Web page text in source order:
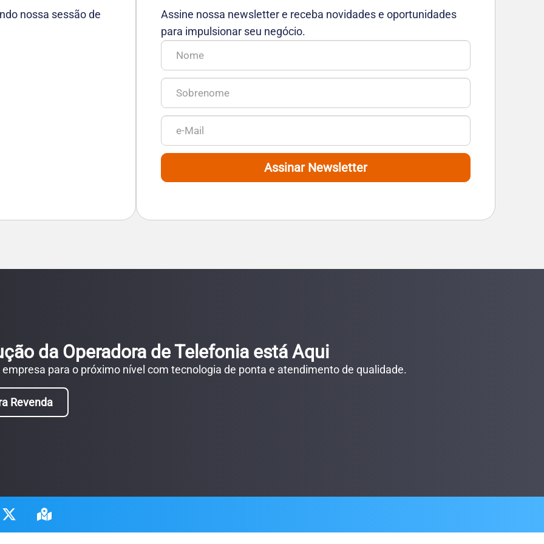
nossa sessão de
Assine nossa newsletter e receba novidades e oportunidades
para impulsionar seu negócio.
Assinar Newsletter
da Operadora de Telefonia está Aqui
empresa para o próximo nível com tecnologia de ponta e atendimento de qualidade.
Revenda